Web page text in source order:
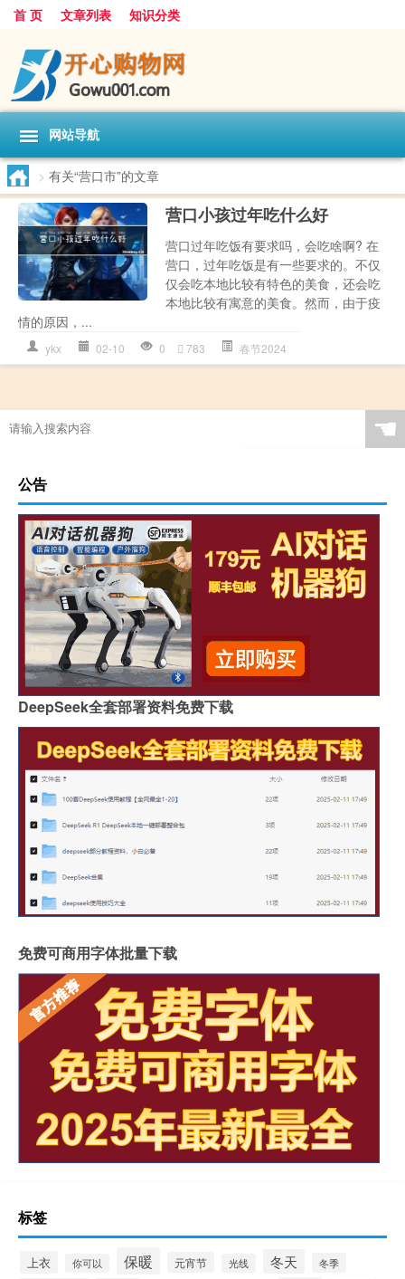
首 页 文章列表 知识分类
网站导航
> 有关“营口市”的文章
营口小孩过年吃什么好
营口过年吃饭有要求吗，会吃啥啊? 在
营口，过年吃饭是有一些要求的。不仅
仅会吃本地比较有特色的美食，还会吃
本地比较有寓意的美食。然而，由于疫
情的原因，...
ykx 02-10 0 783 春节2024
☚
公告
DeepSeek全套部署资料免费下载
免费可商用字体批量下载
标签
上衣 你可以 保暖 元宵节 光线 冬天 冬季